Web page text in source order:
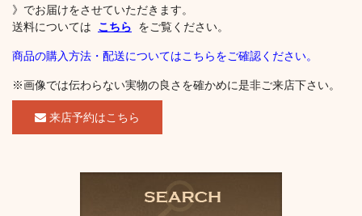
》でお届けをさせていただきます。
送料については こちら をご覧ください。
商品の購入方法・配送についてはこちらをご確認ください。
※画像では伝わらない実物の良さを確かめに是非ご来店下さい。
来店予約はこちら